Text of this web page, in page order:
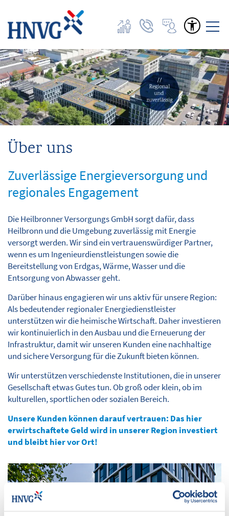
Home
Angebote | Tarife
Netze
Dienstleistungen
Service
Über uns
Die HNVG
Baumaßnahmen
Umwelt | Klima
Auszeichnungen
Historie
Sponsoring
Karriere
Suche
Über uns
Zuverlässige Energieversorgung und
regionales Engagement
Die Heilbronner Versorgungs GmbH sorgt dafür, dass
Heilbronn und die Umgebung zuverlässig mit Energie
versorgt werden. Wir sind ein vertrauenswürdiger Partner,
wenn es um Ingenieurdienstleistungen sowie die
Bereitstellung von Erdgas, Wärme, Wasser und die
Entsorgung von Abwasser geht.
Darüber hinaus engagieren wir uns aktiv für unsere Region:
Als bedeutender regionaler Energiedienstleister
unterstützen wir die heimische Wirtschaft. Daher investieren
wir kontinuierlich in den Ausbau und die Erneuerung der
Infrastruktur, damit wir unseren Kunden eine nachhaltige
und sichere Versorgung für die Zukunft bieten können.
Wir unterstützen verschiedenste Institutionen, die in unserer
Gesellschaft etwas Gutes tun. Ob groß oder klein, ob im
kulturellen, sportlichen oder sozialen Bereich.
Unsere Kunden können darauf vertrauen: Das hier
erwirtschaftete Geld wird in unserer Region investiert
und bleibt hier vor Ort!